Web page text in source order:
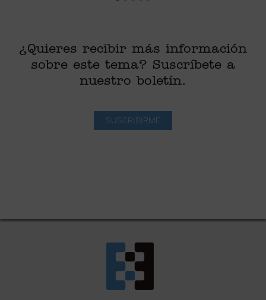
¿Quieres recibir más información
sobre este tema? Suscríbete a
nuestro boletín.
SUSCRIBIRME